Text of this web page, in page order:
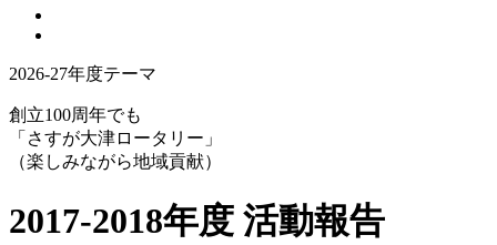
2026-27年度テーマ
創立100周年でも
「さすが大津ロータリー」
（楽しみながら地域貢献）
2017-2018年度 活動報告